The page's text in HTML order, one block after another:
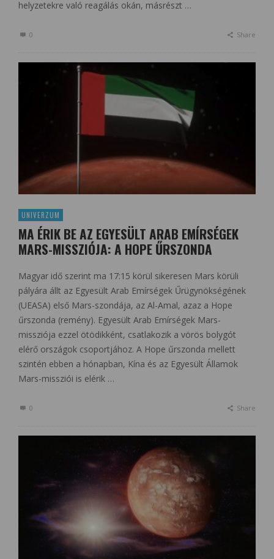
helyzetekre való reagálás okán, másrészt …
0 Share
UNIVERZUM
MA ÉRIK BE AZ EGYESÜLT ARAB EMÍRSÉGEK
MARS-MISSZIÓJA: A HOPE ŰRSZONDA
Magyar idő szerint ma 17:15 körül sikeresen Mars körüli
pályára állt az Egyesült Arab Emírségek Űrügynökségének
(UEASA) első Mars-szondája, az Al-Amal, azaz a Hope
űrszonda (remény). Egyesült Arab Emírségek Mars-
missziója ezzel ötödikként, csatlakozik a vörös bolygót
elérő országok csoportjához. A Hope űrszonda mellett
szintén ebben a hónapban, Kína és az Egyesült Államok
Mars-missziói is elérik …
0 Share